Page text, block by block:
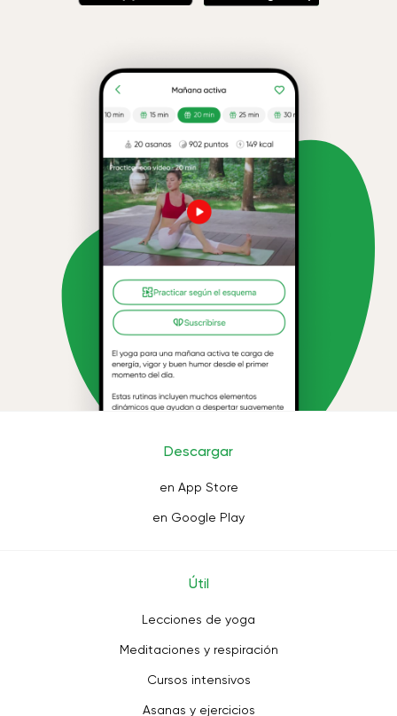
Descargar
en App Store
en Google Play
Útil
Lecciones de yoga
Meditaciones y respiración
Cursos intensivos
Asanas y ejercicios